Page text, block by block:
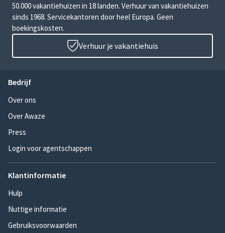
50.000 vakantiehuizen in 18 landen. Verhuur van vakantiehuizen
sinds 1968. Servicekantoren door heel Europa. Geen
boekingskosten.
Verhuur je vakantiehuis
Bedrijf
Over ons
Over Awaze
Press
Login voor agentschappen
Klantinformatie
Hulp
Nuttige informatie
Gebruiksvoorwaarden